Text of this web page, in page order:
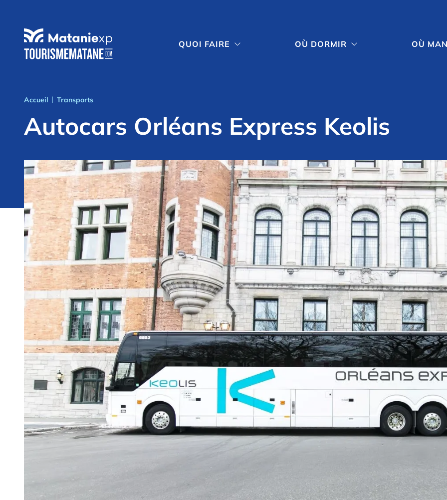
QUOI FAIRE  OÙ DORMIR  OÙ
Accueil Transports
Autocars Orléans Express Keolis